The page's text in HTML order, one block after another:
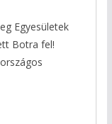
Egyesületek
Botra fel!